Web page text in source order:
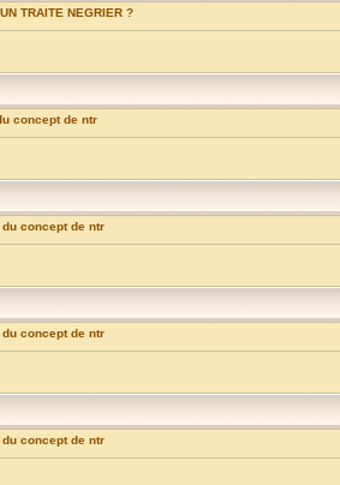
TRAITE NEGRIER ?
concept de ntr
concept de ntr
concept de ntr
concept de ntr